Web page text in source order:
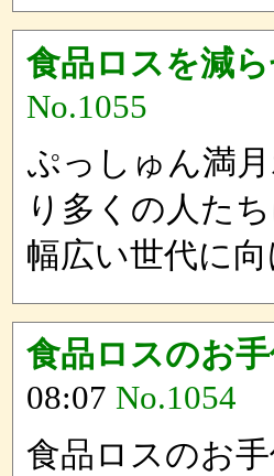
食品ロスを減
No.1055
ぷっしゅん満
り多くの人た
幅広い世代に
食品ロスのお
08:07 No.1054
食品ロスのお